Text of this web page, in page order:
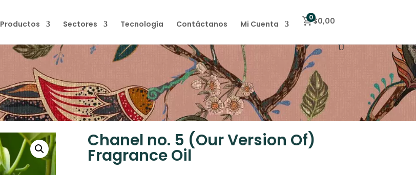
Productos Sectores Tecnología Contáctanos Mi Cuenta
0$0,00
Chanel no. 5 (Our Version Of)
Fragrance Oil